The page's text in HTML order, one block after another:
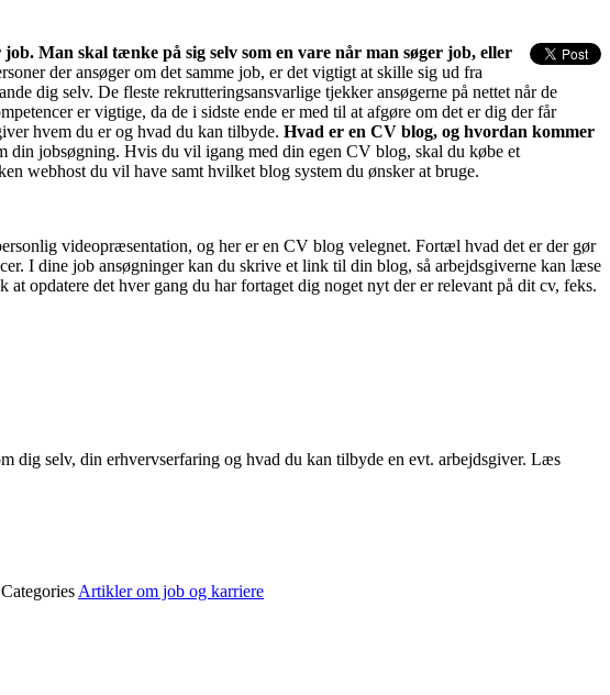
Man skal tænke på sig selv som en vare når man søger job, eller
der ansøger om det samme job, er det vigtigt at skille sig ud fra
dig selv. De fleste rekrutteringsansvarlige tjekker ansøgerne på nettet når de
er vigtige, da de i sidste ende er med til at afgøre om det er dig der får
hvem du er og hvad du kan tilbyde. Hvad er en CV blog, og hvordan kommer
din jobsøgning. Hvis du vil igang med din egen CV blog, skal du købe et
webhost du vil have samt hvilket blog system du ønsker at bruge.
videopræsentation, og her er en CV blog velegnet. Fortæl hvad det er der gør
I dine job ansøgninger kan du skrive et link til din blog, så arbejdsgiverne kan læse
opdatere det hver gang du har fortaget dig noget nyt der er relevant på dit cv, feks.
dig selv, din erhvervserfaring og hvad du kan tilbyde en evt. arbejdsgiver. Læs
Categories Artikler om job og karriere